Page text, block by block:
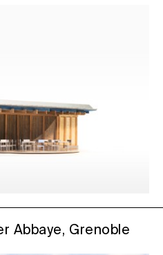
Abbaye, Grenoble